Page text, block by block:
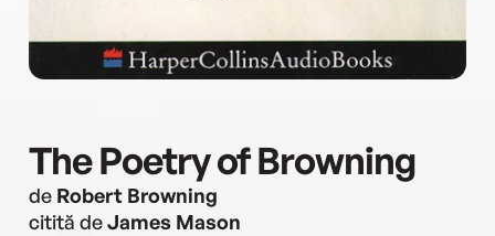
The Poetry of Browning
de Robert Browning
citită deJames Mason